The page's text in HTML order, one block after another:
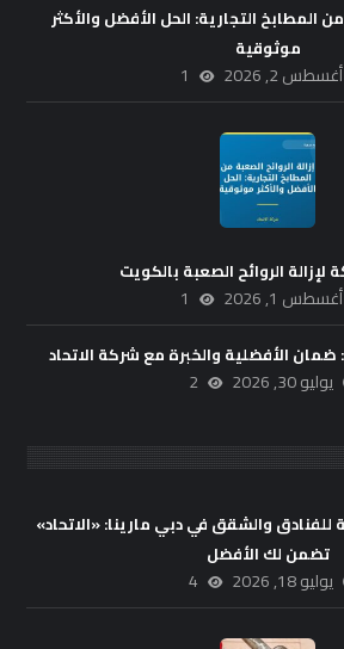
من المطابخ التجارية: الحل الأفضل والأكثر
موثوقية
أغسطس 2, 2026 1
الروائح الصعبة بالكويت
أغسطس 1, 2026 1
الأفضلية والخبرة مع شركة الاتحاد
يوليو 30, 2026 2
والشقق في دبي مارينا: «الاتحاد»
تضمن لك الأفضل
يوليو 18, 2026 4